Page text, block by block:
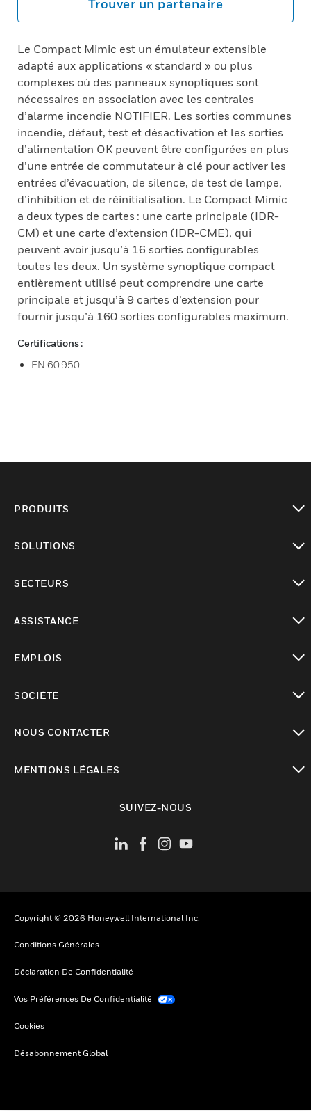
Trouver un partenaire
Le Compact Mimic est un émulateur extensible
adapté aux applications « standard » ou plus
complexes où des panneaux synoptiques sont
nécessaires en association avec les centrales
d’alarme incendie NOTIFIER. Les sorties communes
incendie, défaut, test et désactivation et les sorties
d’alimentation OK peuvent être configurées en plus
d’une entrée de commutateur à clé pour activer les
entrées d’évacuation, de silence, de test de lampe,
d’inhibition et de réinitialisation. Le Compact Mimic
a deux types de cartes : une carte principale (IDR-
CM) et une carte d’extension (IDR-CME), qui
peuvent avoir jusqu’à 16 sorties configurables
toutes les deux. Un système synoptique compact
entièrement utilisé peut comprendre une carte
principale et jusqu’à 9 cartes d’extension pour
fournir jusqu’à 160 sorties configurables maximum.
Certifications :
EN 60 950
PRODUITS
SOLUTIONS
SECTEURS
ASSISTANCE
EMPLOIS
SOCIÉTÉ
NOUS CONTACTER
MENTIONS LÉGALES
SUIVEZ-NOUS
Copyright © 2026 Honeywell International Inc.
Conditions Générales
Déclaration De Confidentialité
Vos Préférences De Confidentialité
Cookies
Désabonnement Global